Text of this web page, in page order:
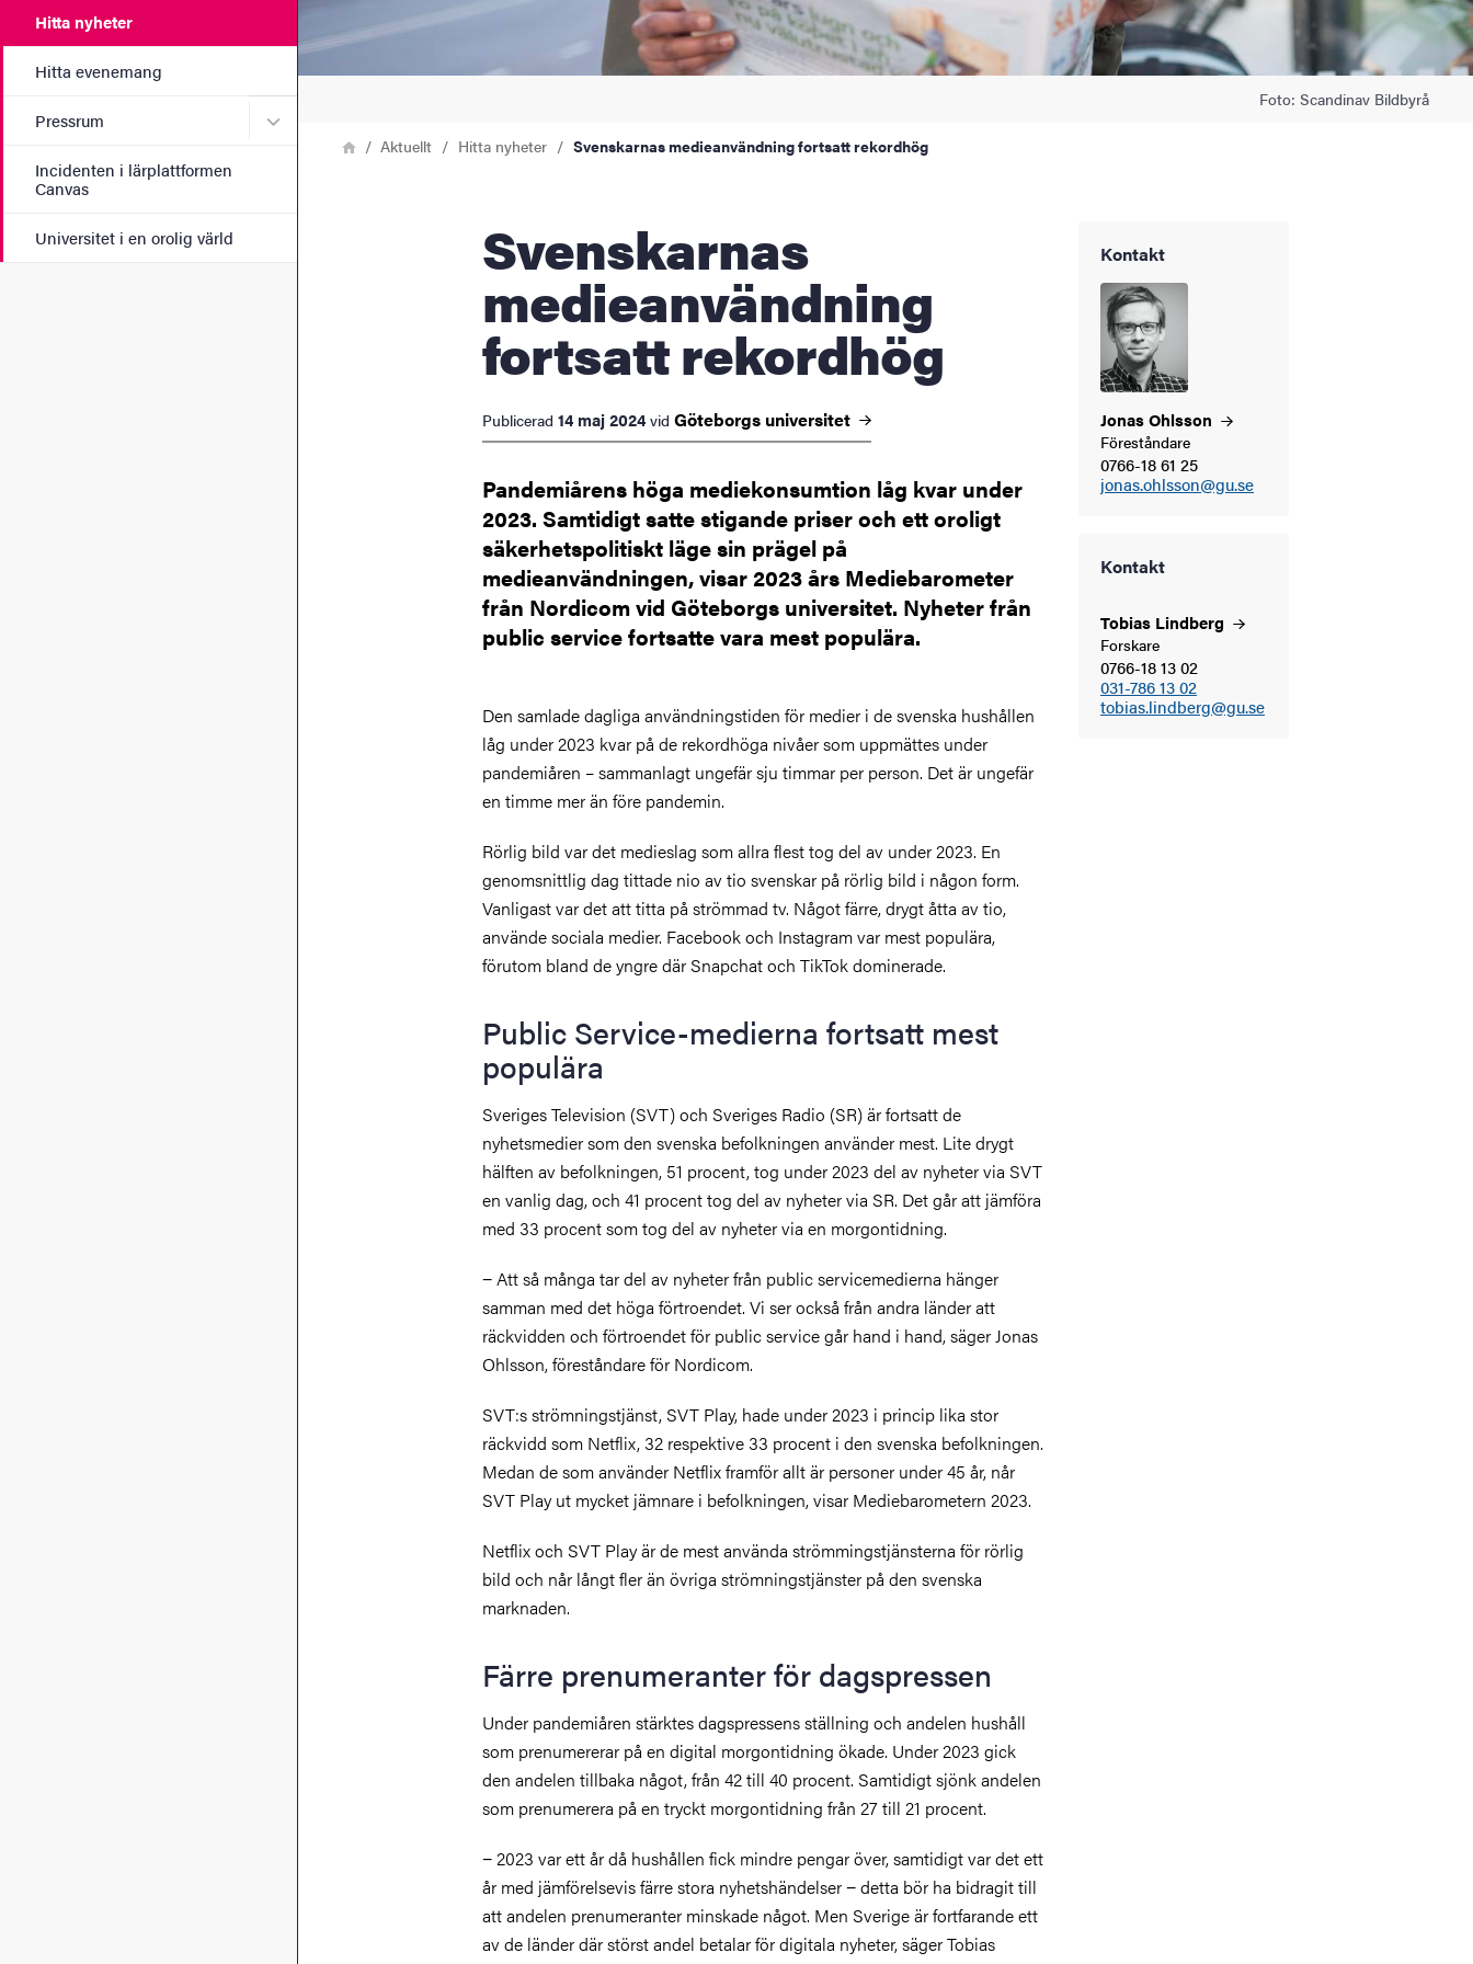
Hitta nyheter
Hitta evenemang
Pressrum Undermeny för Pressrum
Incidenten i lärplattformen
Canvas
Universitet i en orolig värld
Foto: Scandinav Bildbyrå
LänkstigHemAktuellt Hitta nyheter Svenskarnas medieanvändning fortsatt rekordhög
Svenskarnas
medieanvändning
fortsatt rekordhög
Publicerad 14 maj 2024 vid Göteborgs universitet
Pandemiårens höga mediekonsumtion låg kvar under
2023. Samtidigt satte stigande priser och ett oroligt
säkerhetspolitiskt läge sin prägel på
medieanvändningen, visar 2023 års Mediebarometer
från Nordicom vid Göteborgs universitet. Nyheter från
public service fortsatte vara mest populära.
Kontakt
JonasOhlsson
Föreståndare
0766-18 61 25
jonas.ohlsson@gu.se
Kontakt
Tobias Lindberg
Forskare
0766-18 13 02
031-786 13 02
tobias.lindberg@gu.se
Den samlade dagliga användningstiden för medier i de svenska hushållen
låg under 2023 kvar på de rekordhöga nivåer som uppmättes under
pandemiåren – sammanlagt ungefär sju timmar per person. Det är ungefär
en timme mer än före pandemin.
Rörlig bild var det medieslag som allra flest tog del av under 2023. En
genomsnittlig dag tittade nio av tio svenskar på rörlig bild i någon form.
Vanligast var det att titta på strömmad tv. Något färre, drygt åtta av tio,
använde sociala medier. Facebook och Instagram var mest populära,
förutom bland de yngre där Snapchat och TikTok dominerade.
Public Service-medierna fortsatt mest
populära
Sveriges Television (SVT) och Sveriges Radio (SR) är fortsatt de
nyhetsmedier som den svenska befolkningen använder mest. Lite drygt
hälften av befolkningen, 51 procent, tog under 2023 del av nyheter via SVT
en vanlig dag, och 41 procent tog del av nyheter via SR. Det går att jämföra
med 33 procent som tog del av nyheter via en morgontidning.
− Att så många tar del av nyheter från public servicemedierna hänger
samman med det höga förtroendet. Vi ser också från andra länder att
räckvidden och förtroendet för public service går hand i hand, säger Jonas
Ohlsson, föreståndare för Nordicom.
SVT:s strömningstjänst, SVT Play, hade under 2023 i princip lika stor
räckvidd som Netflix, 32 respektive 33 procent i den svenska befolkningen.
Medan de som använder Netflix framför allt är personer under 45 år, når
SVT Play ut mycket jämnare i befolkningen, visar Mediebarometern 2023.
Netflix och SVT Play är de mest använda strömmingstjänsterna för rörlig
bild och når långt fler än övriga strömningstjänster på den svenska
marknaden.
Färre prenumeranter för dagspressen
Under pandemiåren stärktes dagspressens ställning och andelen hushåll
som prenumererar på en digital morgontidning ökade. Under 2023 gick
den andelen tillbaka något, från 42 till 40 procent. Samtidigt sjönk andelen
som prenumerera på en tryckt morgontidning från 27 till 21 procent.
− 2023 var ett år då hushållen fick mindre pengar över, samtidigt var det ett
år med jämförelsevis färre stora nyhetshändelser − detta bör ha bidragit till
att andelen prenumeranter minskade något. Men Sverige är fortfarande ett
av de länder där störst andel betalar för digitala nyheter, säger Tobias